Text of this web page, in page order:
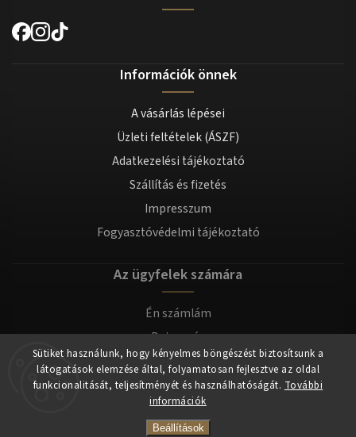
Sütiket használunk, hogy kényelmes böngészést biztosítsunk a
látogatások elemzése által, folyamatosan fejlesztve az oldal
funkcionalitását, teljesítményét és használhatóságát. További
információk
Beállítások
Információk önnek
A vásárlás lépései
Üzleti feltételek (ÁSZF)
Adatkezelési tájékoztató
Szállítás és fizetés
Impresszum
Fogyasztóvédelmi tájékoztató
Az ügyfelek számára
Én számlám
Bejegyzés
Bejelentkezés
Copyright 2026tomilla.hu. Minden jog fenntartva.